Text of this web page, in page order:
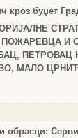
кроз буџет
ПОЖАРЕВЦА И
ПЕТРОВАЦ
МАЛО
обрасци: